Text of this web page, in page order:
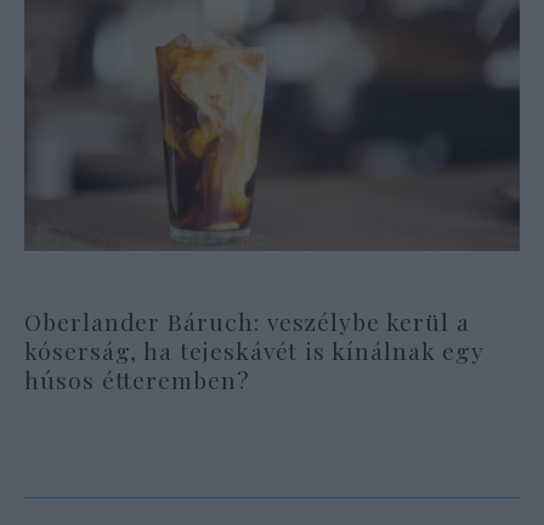
Oberlander Báruch: veszélybe kerül a
kóserság, ha tejeskávét is kínálnak egy
húsos étteremben?